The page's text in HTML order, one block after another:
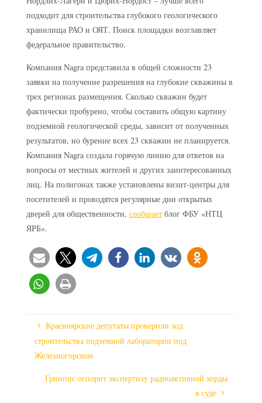
подходит для строительства глубокого геологического
хранилища РАО и ОЯТ. Поиск площадки возглавляет
федеральное правительство.
Компания Nagra представила в общей сложности 23
заявки на получение разрешения на глубокие скважины в
трех регионах размещения. Сколько скважин будет
фактически пробурено, чтобы составить общую картину
подземной геологической среды, зависит от полученных
результатов, но бурение всех 23 скважин не планируется.
Компания Nagra создала горячую линию для ответов на
вопросы от местных жителей и других заинтересованных
лиц. На полигонах также установлены визит-центры для
посетителей и проводятся регулярные дни открытых
дверей для общественности, сообщаетблог ФБУ «НТЦ
ЯРБ».
Красноярские депутаты проверили ход
строительства подземной лаборатории под
Железногорском
Гринпис оспорит экспертизу радиоактивной хорды
в суде